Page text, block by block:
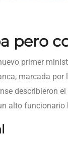
pero
primer
marcada
describieron
alto